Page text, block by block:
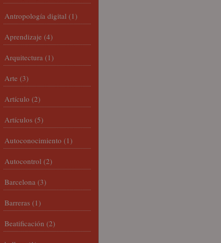
Antropología digital (1)
Aprendizaje (4)
Arquitectura (1)
Arte (3)
Artículo (2)
Artículos (5)
Autoconocimiento (1)
Autocontrol (2)
Barcelona (3)
Barreras (1)
Beatificación (2)